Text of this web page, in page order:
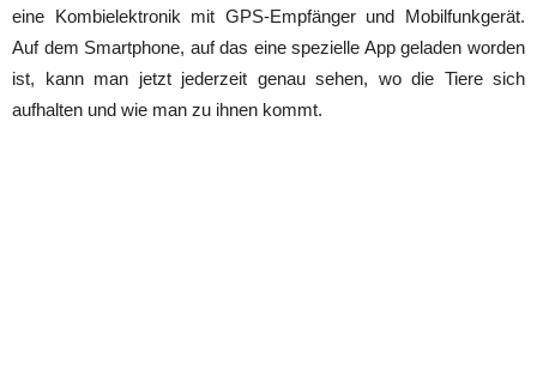
eine Kombielektronik mit GPS-Empfänger und Mobilfunkgerät.
Auf dem Smartphone, auf das eine spezielle App geladen worden
ist, kann man jetzt jederzeit genau sehen, wo die Tiere sich
aufhalten und wie man zu ihnen kommt.